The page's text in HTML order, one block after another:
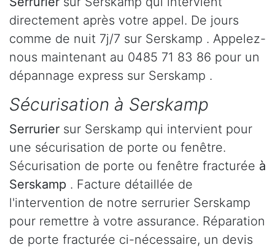
directement après votre appel. De jours
comme de nuit 7j/7 sur Serskamp . Appelez-
nous maintenant au 0485 71 83 86 pour un
dépannage express sur Serskamp .
Sécurisation à Serskamp
Serrurier sur Serskamp qui intervient pour
une sécurisation de porte ou fenêtre.
Sécurisation de porte ou fenêtre fracturée à
Serskamp . Facture détaillée de
l'intervention de notre serrurier Serskamp
pour remettre à votre assurance. Réparation
de porte fracturée ci-nécessaire, un devis